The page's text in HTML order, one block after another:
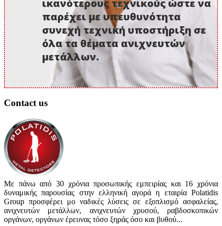
ικανότερους τεχνικούς ώστε να
παρέχει με υπευθυνότητα
συνεχή τεχνική υποστήριξη σε
όλα τα θέματα ανιχνευτών
μετάλλων.
Contact us
Με πάνω από 30 χρόνια προσωπικής εμπειρίας και 16 χρόνια
δυναμικής παρουσίας στην ελληνική αγορά η εταιρία Polatidis
Group προσφέρει μο ναδικές λύσεις σε εξοπλισμό ασφαλείας,
ανιχνευτών μετάλλων, ανιχνευτών χρυσού, ραβδοσκοπικών
οργάνων, οργάνων έρευνας τόσο ξηράς όσο και βυθού...